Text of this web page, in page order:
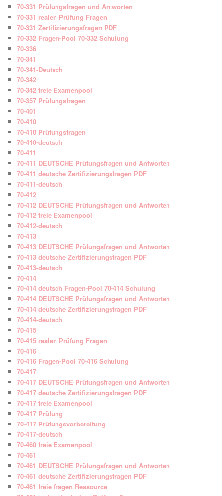
70-331 Prüfungsfragen und Antworten
70-331 realen Prüfung Fragen
70-331 Zertifizierungsfragen PDF
70-332 Fragen-Pool 70-332 Schulung
70-336
70-341
70-341-Deutsch
70-342
70-342 freie Examenpool
70-357 Prüfungsfragen
70-401
70-410
70-410 Prüfungsfragen
70-410-deutsch
70-411
70-411 DEUTSCHE Prüfungsfragen und Antworten
70-411 deutsche Zertifizierungsfragen PDF
70-411-deutsch
70-412
70-412 DEUTSCHE Prüfungsfragen und Antworten
70-412 freie Examenpool
70-412-deutsch
70-413
70-413 DEUTSCHE Prüfungsfragen und Antworten
70-413 deutsche Zertifizierungsfragen PDF
70-413-deutsch
70-414
70-414 deutsch Fragen-Pool 70-414 Schulung
70-414 DEUTSCHE Prüfungsfragen und Antworten
70-414 deutsche Zertifizierungsfragen PDF
70-414-deutsch
70-415
70-415 realen Prüfung Fragen
70-416
70-416 Fragen-Pool 70-416 Schulung
70-417
70-417 DEUTSCHE Prüfungsfragen und Antworten
70-417 deutsche Zertifizierungsfragen PDF
70-417 freie Examenpool
70-417 Prüfung
70-417 Prüfungsvorbereitung
70-417-deutsch
70-460 freie Examenpool
70-461
70-461 DEUTSCHE Prüfungsfragen und Antworten
70-461 deutsche Zertifizierungsfragen PDF
70-461 freie fragen Ressource